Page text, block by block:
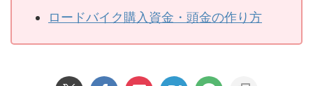
ロードバイク購入資金・頭金の作り方